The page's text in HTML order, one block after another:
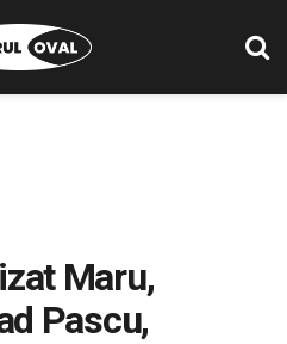
Maru,
Pascu,